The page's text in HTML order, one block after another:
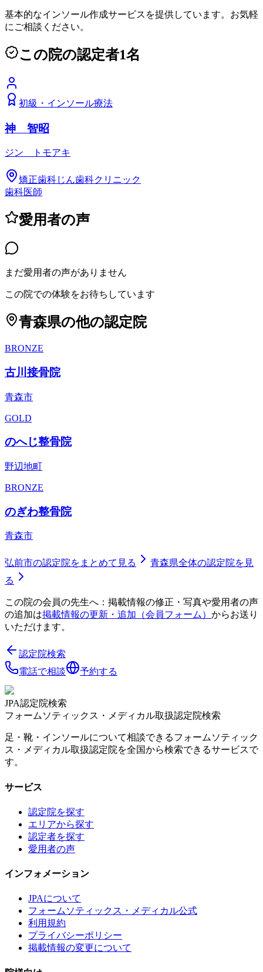
基本的なインソール作成サービスを提供しています。お気軽
にご相談ください。
この院の認定者1名
初級 ・ インソール療法
神 智昭
ジン トモアキ
矯正歯科じん歯科クリニック
歯科医師
愛用者の声
まだ愛用者の声がありません
この院での体験をお待ちしています
青森県の他の認定院
BRONZE
古川接骨院
青森市
GOLD
のへじ整骨院
野辺地町
BRONZE
のぎわ整骨院
青森市
弘前市の認定院をまとめて見る 青森県全体の認定院を見
る
この院の会員の先生へ：掲載情報の修正・写真や愛用者の声
の追加は掲載情報の更新・追加（会員フォーム） からお送り
いただけます。
認定院検索
電話で相談
予約する
JPA認定院検索
フォームソティックス・メディカル取扱認定院検索
足・靴・インソールについて相談できるフォームソティック
ス・メディカル取扱認定院を全国から検索できるサービスで
す。
サービス
認定院を探す
エリアから探す
認定者を探す
愛用者の声
インフォメーション
JPAについて
フォームソティックス・メディカル公式
利用規約
プライバシーポリシー
掲載情報の変更について